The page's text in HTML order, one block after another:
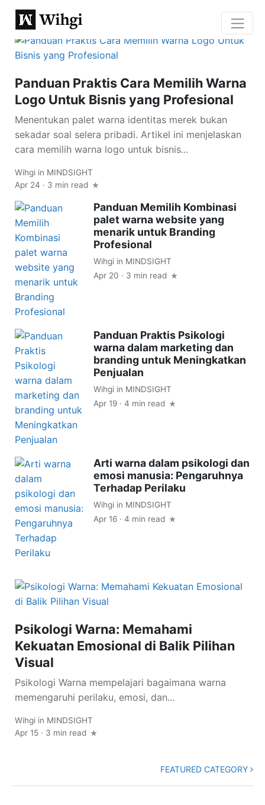
Panduan Praktis Cara Memilih Warna
Logo Untuk Bisnis yang Profesional
Menentukan palet warna identitas merek bukan
sekadar soal selera pribadi. Artikel ini menjelaskan
cara memilih warna logo untuk bisnis...
Wihgi in MINDSIGHT
Apr 24 · 3 min read
Panduan Memilih Kombinasi
palet warna website yang
menarik untuk Branding
Profesional
Wihgiin MINDSIGHT
Apr 20 · 3 min read
Panduan Praktis Psikologi
warna dalam marketing dan
branding untuk Meningkatkan
Penjualan
Wihgiin MINDSIGHT
Apr 19 · 4 min read
Arti warna dalam psikologi dan
emosi manusia: Pengaruhnya
Terhadap Perilaku
Wihgiin MINDSIGHT
Apr 16 · 4 min read
Psikologi Warna: Memahami
Kekuatan Emosional di Balik Pilihan
Visual
Psikologi Warna mempelajari bagaimana warna
memengaruhi perilaku, emosi, dan...
Wihgi in MINDSIGHT
Apr 15 · 3 min read
FEATURED CATEGORY